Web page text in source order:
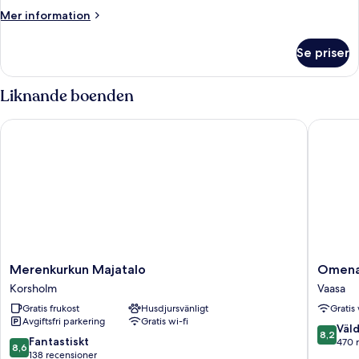
sofa
bed)
Mer information
Mer
(with
sofa
bed)
Se priser
Liknande boenden
Merenkurkun
Majatalo
Korsholm
Merenkurkun Majatalo
Korsholm
Gratis frukost
Husdjursvänligt
Avgiftsfri parkering
Gratis wi-fi
8.6
av
8,6 Fantastiskt
138 recensioner
Merenkurkun Majatalo
Omena
Hotel
Vaasa
Espen
Vaasa
Vaasa
8.2
av
8,2
470
Omena